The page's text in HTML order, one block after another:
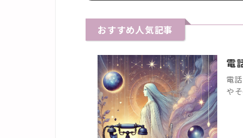
おすすめ人気記事
電
電
や